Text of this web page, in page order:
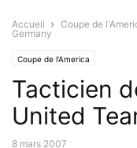
Accueil Coupe de
Germany
Coupe de l'America
Tacticien
United
8 mars 2007